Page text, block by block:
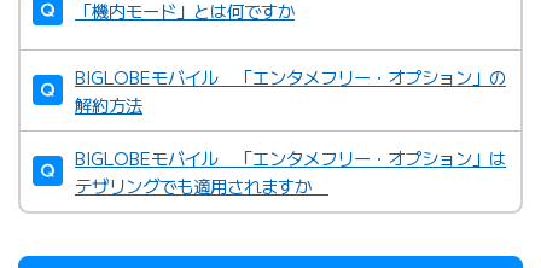
「機内モード」とは何ですか
BIGLOBEモバイル 「エンタメフリー・オプション」の
解約方法
BIGLOBEモバイル 「エンタメフリー・オプション」は
テザリングでも適用されますか